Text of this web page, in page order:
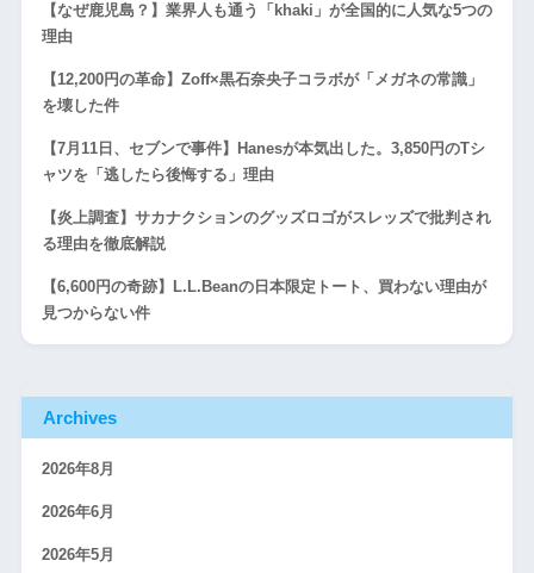
【なぜ鹿児島？】業界人も通う「khaki」が全国的に人気な5つの
理由
【12,200円の革命】Zoff×黒石奈央子コラボが「メガネの常識」
を壊した件
【7月11日、セブンで事件】Hanesが本気出した。3,850円のTシ
ャツを「逃したら後悔する」理由
【炎上調査】サカナクションのグッズロゴがスレッズで批判され
る理由を徹底解説
【6,600円の奇跡】L.L.Beanの日本限定トート、買わない理由が
見つからない件
Archives
2026年8月
2026年6月
2026年5月